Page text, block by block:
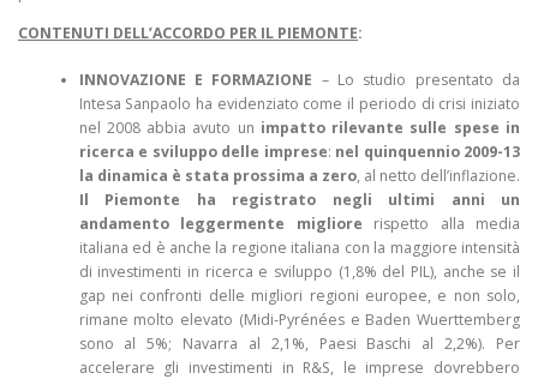
CONTENUTI DELL’ACCORDO PER IL PIEMONTE:
INNOVAZIONE E FORMAZIONE – Lo studio presentato da
Intesa Sanpaolo ha evidenziato come il periodo di crisi iniziato
nel 2008 abbia avuto un impatto rilevante sulle spese in
ricerca e sviluppo delle imprese: nel quinquennio 2009-13
la dinamica è stata prossima a zero, al netto dell’inflazione.
Il Piemonte ha registrato negli ultimi anni un
andamento leggermente migliore rispetto alla media
italiana ed è anche la regione italiana con la maggiore intensità
di investimenti in ricerca e sviluppo (1,8% del PIL), anche se il
gap nei confronti delle migliori regioni europee, e non solo,
rimane molto elevato (Midi-Pyrénées e Baden Wuerttemberg
sono al 5%; Navarra al 2,1%, Paesi Baschi al 2,2%). Per
accelerare gli investimenti in R&S, le imprese dovrebbero